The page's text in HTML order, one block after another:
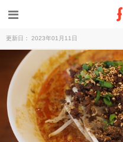
更新日： 2023年01月11日